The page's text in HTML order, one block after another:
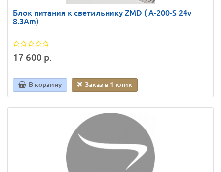
Блок питания к светильнику ZMD ( А-200-S 24v
8.3Am)
17 600 р.
В корзину Заказ в 1 клик